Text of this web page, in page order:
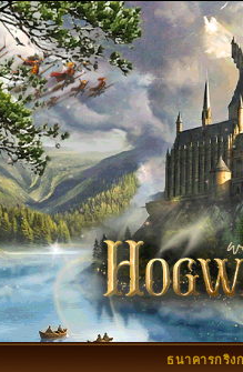
ธนาคารกริง